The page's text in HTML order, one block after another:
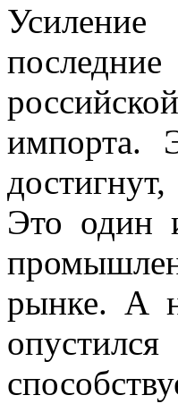
импорта.
Это один
рынке. А